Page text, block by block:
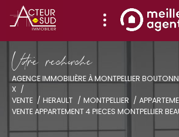
Vore recece
AGENCE IMMOBILIÈRE À MONTPELLIER
X
VENTE
HERAULT MONTPELLIER
VENTE APPARTEMENT 4 PIECES MONTPELLIER
Effectuer une
et trouver le bien qui
critères